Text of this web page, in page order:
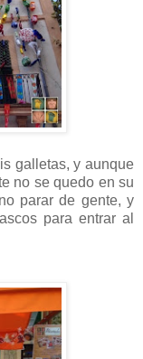
galletas, y aunque
no se quedo en su
parar de gente, y
para entrar al